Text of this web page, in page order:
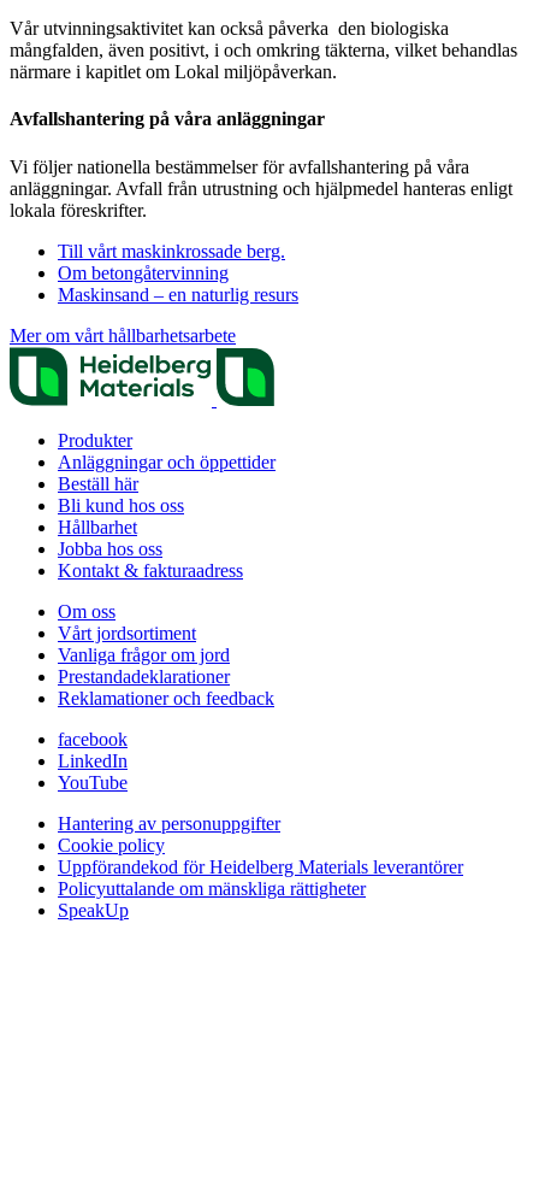
Vår utvinningsaktivitet kan också påverka den biologiska
mångfalden, även positivt, i och omkring täkterna, vilket behandlas
närmare i kapitlet om Lokal miljöpåverkan.
Avfallshantering på våra anläggningar
Vi följer nationella bestämmelser för avfallshantering på våra
anläggningar. Avfall från utrustning och hjälpmedel hanteras enligt
lokala föreskrifter.
Till vårt maskinkrossade berg.
Om betongåtervinning
Maskinsand – en naturlig resurs
Mer om vårt hållbarhetsarbete
Produkter
Anläggningar och öppettider
Beställ här
Bli kund hos oss
Hållbarhet
Jobba hos oss
Kontakt & fakturaadress
Om oss
Vårt jordsortiment
Vanliga frågor om jord
Prestanda­deklarationer
Reklamationer och feedback
facebook
LinkedIn
YouTube
Hantering av personuppgifter
Cookie policy
Uppförandekod för Heidelberg Materials leverantörer
Policyuttalande om mänskliga rättigheter
SpeakUp